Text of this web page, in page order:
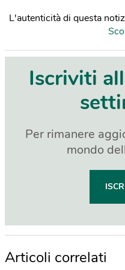
L'autenticità di questa
Iscriviti
Per rimanere
mondo
Articoli correlati